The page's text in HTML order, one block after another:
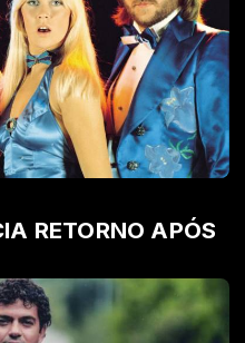
RETORNO APÓS